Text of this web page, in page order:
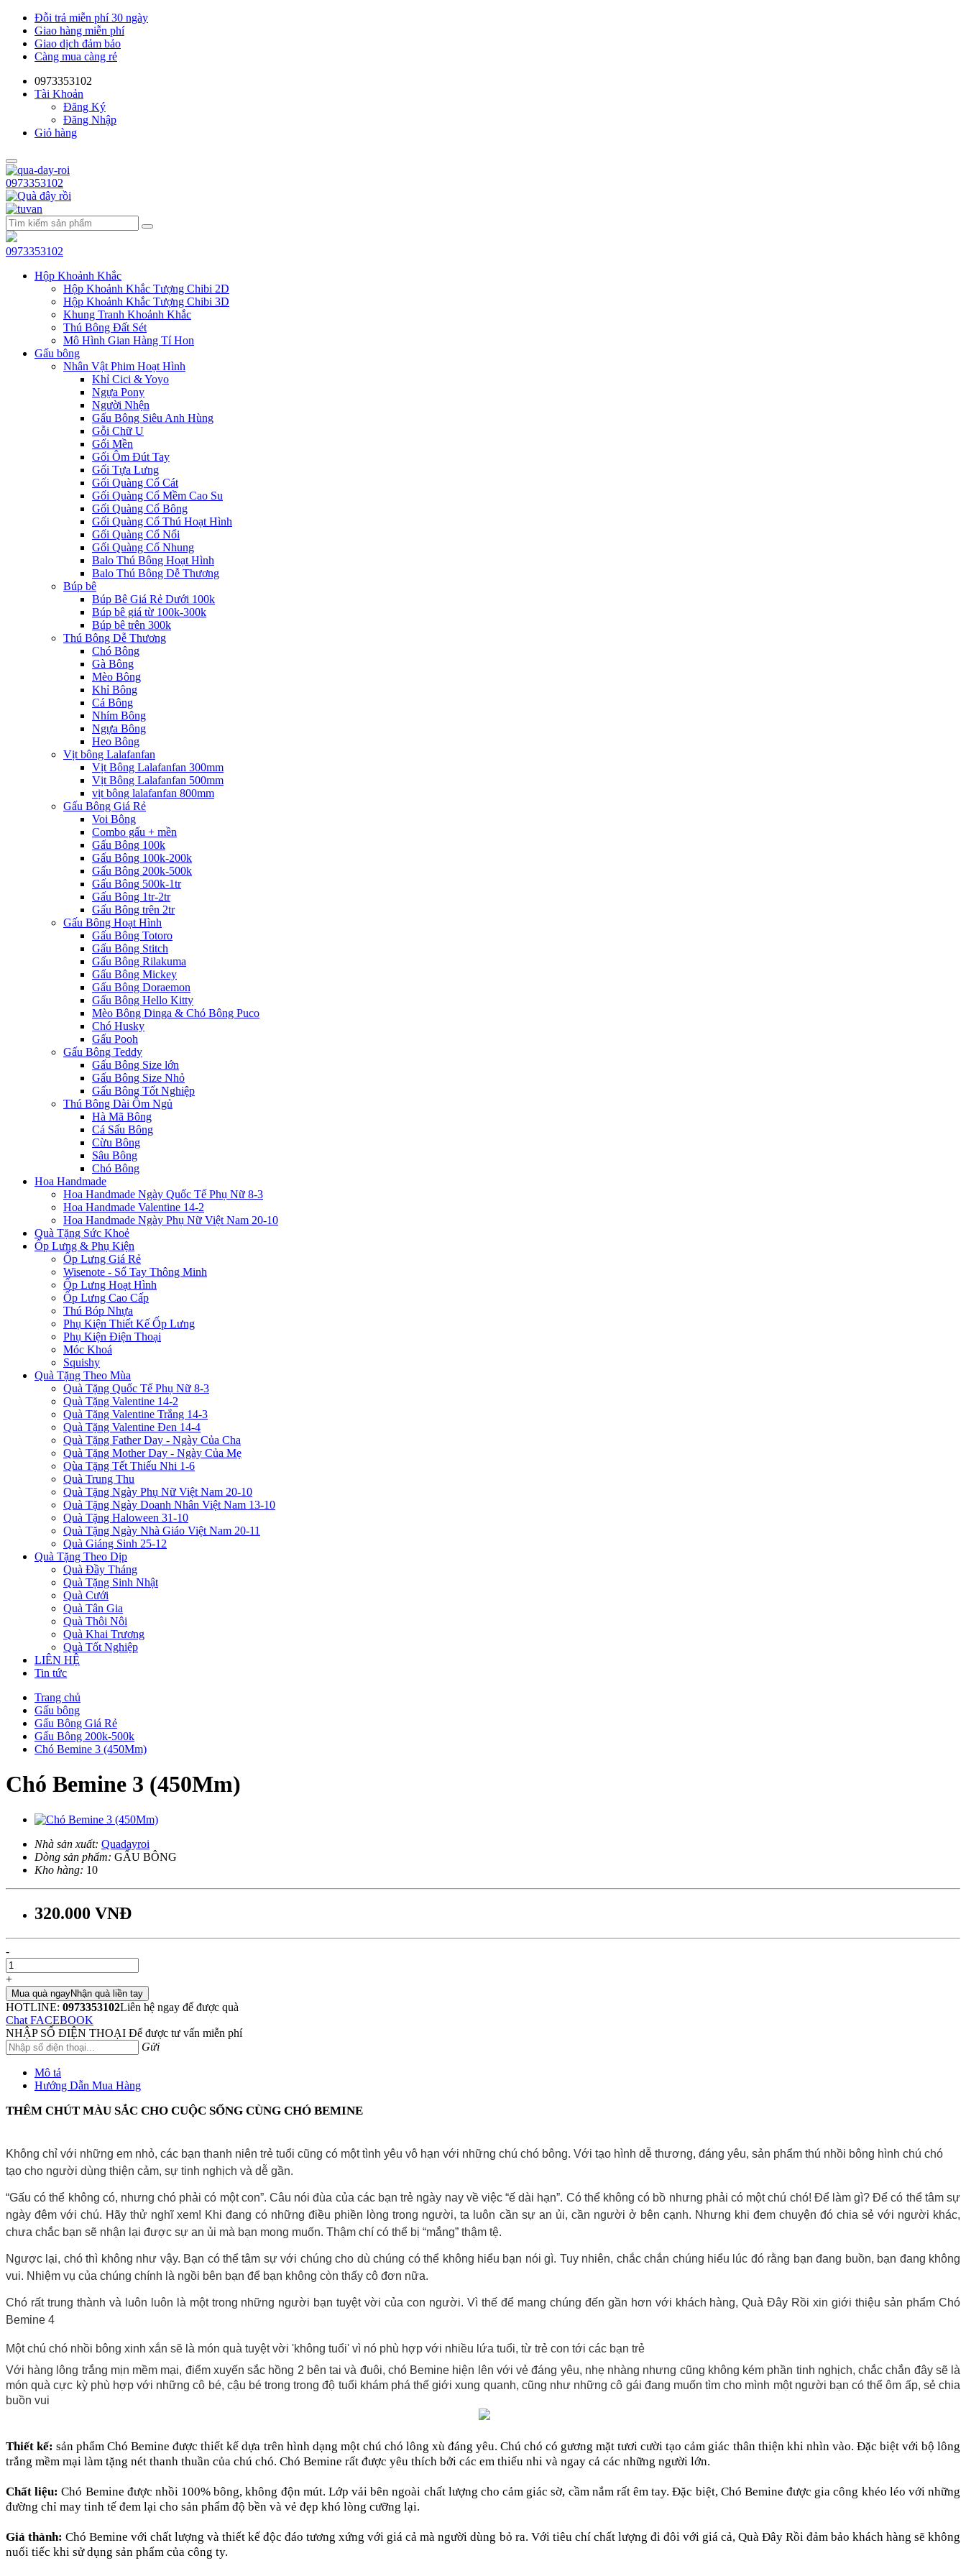
Đỗi trả miễn phí 30 ngày
Giao hàng miễn phí
Giao dịch đảm bảo
Càng mua càng rẻ
0973353102
Tài Khoản
Đăng Ký
Đăng Nhập
Giỏ hàng
0973353102
0973353102
Hộp Khoảnh Khắc
Hộp Khoảnh Khắc Tượng Chibi 2D
Hộp Khoảnh Khắc Tượng Chibi 3D
Khung Tranh Khoảnh Khắc
Thú Bông Đất Sét
Mô Hình Gian Hàng Tí Hon
Gấu bông
Nhân Vật Phim Hoạt Hình
Khỉ Cici & Yoyo
Ngựa Pony
Người Nhện
Gấu Bông Siêu Anh Hùng
Gỗi Chữ U
Gối Mền
Gối Ôm Đút Tay
Gối Tựa Lưng
Gối Quàng Cổ Cát
Gối Quàng Cổ Mềm Cao Su
Gối Quàng Cổ Bông
Gối Quàng Cổ Thú Hoạt Hình
Gối Quàng Cổ Nổi
Gối Quàng Cổ Nhung
Balo Thú Bông Hoạt Hình
Balo Thú Bông Dễ Thương
Búp bê
Búp Bê Giá Rẻ Dưới 100k
Búp bê giá từ 100k-300k
Búp bê trên 300k
Thú Bông Dễ Thương
Chó Bông
Gà Bông
Mèo Bông
Khỉ Bông
Cá Bông
Nhím Bông
Ngựa Bông
Heo Bông
Vịt bông Lalafanfan
Vịt Bông Lalafanfan 300mm
Vịt Bông Lalafanfan 500mm
vịt bông lalafanfan 800mm
Gấu Bông Giá Rẻ
Voi Bông
Combo gấu + mền
Gấu Bông 100k
Gấu Bông 100k-200k
Gấu Bông 200k-500k
Gấu Bông 500k-1tr
Gấu Bông 1tr-2tr
Gấu Bông trên 2tr
Gấu Bông Hoạt Hình
Gấu Bông Totoro
Gấu Bông Stitch
Gấu Bông Rilakuma
Gấu Bông Mickey
Gấu Bông Doraemon
Gấu Bông Hello Kitty
Mèo Bông Dinga & Chó Bông Puco
Chó Husky
Gấu Pooh
Gấu Bông Teddy
Gấu Bông Size lớn
Gấu Bông Size Nhỏ
Gấu Bông Tốt Nghiệp
Thú Bông Dài Ôm Ngủ
Hà Mã Bông
Cá Sấu Bông
Cừu Bông
Sâu Bông
Chó Bông
Hoa Handmade
Hoa Handmade Ngày Quốc Tế Phụ Nữ 8-3
Hoa Handmade Valentine 14-2
Hoa Handmade Ngày Phụ Nữ Việt Nam 20-10
Quà Tặng Sức Khoẻ
Ốp Lưng & Phụ Kiện
Ốp Lưng Giá Rẻ
Wisenote - Sổ Tay Thông Minh
Ốp Lưng Hoạt Hình
Ốp Lưng Cao Cấp
Thú Bóp Nhựa
Phụ Kiện Thiết Kế Ốp Lưng
Phụ Kiện Điện Thoại
Móc Khoá
Squishy
Quà Tặng Theo Mùa
Quà Tặng Quốc Tế Phụ Nữ 8-3
Quà Tặng Valentine 14-2
Quà Tặng Valentine Trắng 14-3
Quà Tặng Valentine Đen 14-4
Quà Tặng Father Day - Ngày Của Cha
Quà Tặng Mother Day - Ngày Của Mẹ
Qùa Tặng Tết Thiếu Nhi 1-6
Quà Trung Thu
Quà Tặng Ngày Phụ Nữ Việt Nam 20-10
Quà Tặng Ngày Doanh Nhân Việt Nam 13-10
Quà Tặng Haloween 31-10
Quà Tặng Ngày Nhà Giáo Việt Nam 20-11
Quà Giáng Sinh 25-12
Quà Tặng Theo Dịp
Quà Đầy Tháng
Quà Tặng Sinh Nhật
Quà Cưới
Quà Tân Gia
Quà Thôi Nôi
Quà Khai Trương
Quà Tốt Nghiệp
LIÊN HỆ
Tin tức
Trang chủ
Gấu bông
Gấu Bông Giá Rẻ
Gấu Bông 200k-500k
Chó Bemine 3 (450Mm)
Chó Bemine 3 (450Mm)
Nhà sản xuất: Quadayroi
Dòng sản phẩm: GẤU BÔNG
Kho hàng: 10
320.000 VNĐ
-
+
Mua quà ngayNhận quà liền tay
HOTLINE: 0973353102Liên hệ ngay để được quà
Chat FACEBOOK
NHẬP SỐ ĐIỆN THOẠI Để được tư vấn miễn phí
Gửi
Mô tả
Hướng Dẫn Mua Hàng
THÊM CHÚT MÀU SẮC CHO CUỘC SỐNG CÙNG CHÓ BEMINE
Không chỉ với những em nhỏ, các bạn thanh niên trẻ tuổi cũng có một tình yêu vô hạn với những chú chó bông. Với tạo hình dễ thương, đáng yêu, sản phẩm thú nhồi bông hình chú chó
tạo cho người dùng thiện cảm, sự tinh nghịch và dễ gần.
“Gấu có thể không có, nhưng chó phải có một con”. Câu nói đùa của các bạn trẻ ngày nay về việc “ế dài hạn”. Có thể không có bồ nhưng phải có một chú chó! Để làm gì? Để có thể tâm sự
ngày đêm với chú. Hãy thử nghĩ xem! Khi đang có những điều phiền lòng trong người, ta luôn cần sự an ủi, cần người ở bên cạnh. Nhưng khi đem chuyện đó chia sẻ với người khác,
chưa chắc bạn sẽ nhận lại được sự an ủi mà bạn mong muốn. Thậm chí có thể bị “mắng” thậm tệ.
Ngược lại, chó thì không như vậy. Bạn có thể tâm sự với chúng cho dù chúng có thể không hiểu bạn nói gì. Tuy nhiên, chắc chắn chúng hiểu lúc đó rằng bạn đang buồn, bạn đang không
vui. Nhiệm vụ của chúng chính là ngồi bên bạn để bạn không còn thấy cô đơn nữa.
Chó rất trung thành và luôn luôn là một trong những người bạn tuyệt vời của con người. Vì thế để mang chúng đến gần hơn với khách hàng, Quà Đây Rồi xin giới thiệu sản phẩm Chó
Bemine 4
Một chú chó nhồi bông xinh xắn sẽ là món quà tuyệt vời 'không tuổi' vì nó phù hợp với nhiều lứa tuổi, từ trẻ con tới các bạn trẻ
Với hàng lông trắng mịn mềm mại, điểm xuyến sắc hồng 2 bên tai và đuôi, chó Bemine hiện lên với vẻ đáng yêu, nhẹ nhàng nhưng cũng không kém phần tinh nghịch, chắc chắn đây sẽ là
món quà cực kỳ phù hợp với những cô bé, cậu bé trong trong độ tuổi khám phá thế giới xung quanh, cũng như những cô gái đang muốn tìm cho mình một người bạn có thể ôm ấp, sẻ chia
buồn vui
Thiết kế:sản phẩm Chó Bemine được thiết kế dựa trên hình dạng một chú chó lông xù đáng yêu. Chú chó có gương mặt tươi cười tạo cảm giác thân thiện khi nhìn vào. Đặc biệt với bộ lông
trắng mềm mại làm tặng nét thanh thuần của chú chó. Chó Bemine rất được yêu thích bởi các em thiếu nhi và ngay cả các những người lớn.
Chất liệu:Chó Bemine được nhồi 100% bông, không độn mút. Lớp vải bên ngoài chất lượng cho cảm giác sờ, cầm nắm rất êm tay. Đặc biệt, Chó Bemine được gia công khéo léo với những
đường chỉ may tinh tế đem lại cho sản phẩm độ bền và vẻ đẹp khó lòng cưỡng lại.
Giá thành:Chó Bemine với chất lượng và thiết kế độc đáo tương xứng với giá cả mà người dùng bỏ ra. Với tiêu chí chất lượng đi đôi với giá cả, Quà Đây Rồi đảm bảo khách hàng sẽ không
nuối tiếc khi sử dụng sản phẩm của công ty.